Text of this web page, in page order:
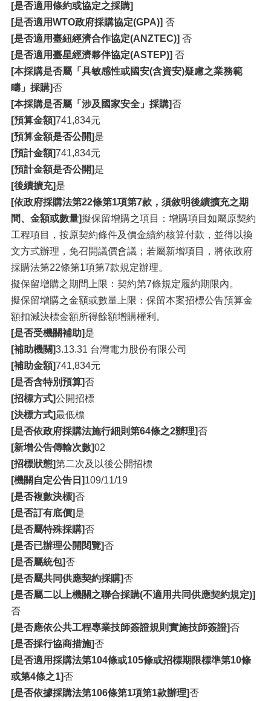
[是否適用條約或協定之採購]
[是否適用WTO政府採購協定(GPA)] 否
[是否適用臺紐經濟合作協定(ANZTEC)] 否
[是否適用臺星經濟夥伴協定(ASTEP)] 否
[本採購是否屬「具敏感性或國安(含資安)疑慮之業務範
疇」採購]否
[本採購是否屬「涉及國家安全」採購]否
[預算金額]741,834元
[預算金額是否公開]是
[預計金額]741,834元
[預計金額是否公開]是
[後續擴充]是
[依政府採購法第22條第1項第7款，須敘明後續擴充之期
間、金額或數量]擬保留增購之項目：增購項目如屬原契約
工程項目，按原契約條件及價金續約核算付款，並得以換
文方式辦理，免召開議價會議；若屬新增項目，將依政府
採購法第22條第1項第7款規定辦理。
擬保留增購之期間上限：契約第7條規定履約期限內。
擬保留增購之金額或數量上限：保留本案招標公告預算金
額扣減決標金額所得餘額增購權利。
[是否受機關補助]是
[補助機關]3.13.31 台灣電力股份有限公司
[補助金額]741,834元
[是否含特別預算]否
[招標方式]公開招標
[決標方式]最低標
[是否依政府採購法施行細則第64條之2辦理]否
[新增公告傳輸次數]02
[招標狀態]第二次及以後公開招標
[機關自定公告日]109/11/19
[是否複數決標]否
[是否訂有底價]是
[是否屬特殊採購]否
[是否已辦理公開閱覽]否
[是否屬統包]否
[是否屬共同供應契約採購]否
[是否屬二以上機關之聯合採購(不適用共同供應契約規定)]
否
[是否應依公共工程專業技師簽證規則實施技師簽證]否
[是否採行協商措施]否
[是否適用採購法第104條或105條或招標期限標準第10條
或第4條之1]否
[是否依據採購法第106條第1項第1款辦理]否